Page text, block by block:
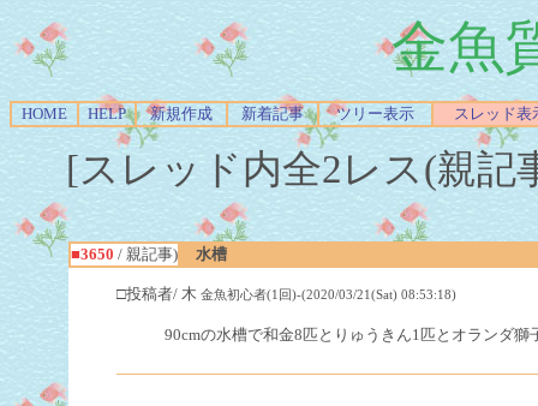
金魚
HOME HELP 新規作成 新着記事 ツリー表示 スレッド表
[スレッド内全2レス(親記
■3650 / 親記事) 水槽
□投稿者/ 木 金魚初心者(1回)-(2020/03/21(Sat) 08:53:18)
90cmの水槽で和金8匹とりゅうきん1匹とオランダ